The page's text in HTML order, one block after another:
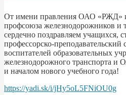
От имени правления ОАО «РЖД»
профсоюза железнодорожников и
сердечно поздравляем учащихся,
профессорско-преподавательский
воспитателей образовательных
железнодорожного транспорта
и началом нового учебного года!
https://yadi.sk/i/jHy5oL5FNiOU0g